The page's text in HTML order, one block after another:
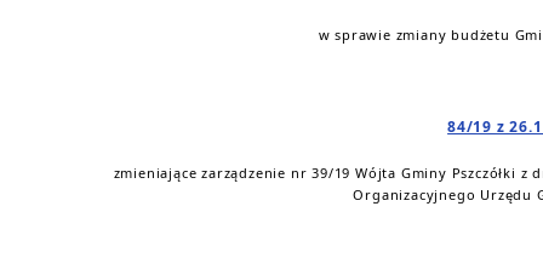
w sprawie zmiany budżetu
84/19 z
zmieniające zarządzenie nr 39/19 Wójta Gminy Pszczółki
Organizacyjnego Urzędu